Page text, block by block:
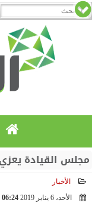
يعزي
الأخبار
الأحد، 6 يناير 2019
06:24 مـ